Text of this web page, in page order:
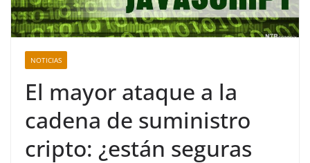
NOTICIAS
El mayor ataque a la
cadena de suministro
cripto: ¿están seguras